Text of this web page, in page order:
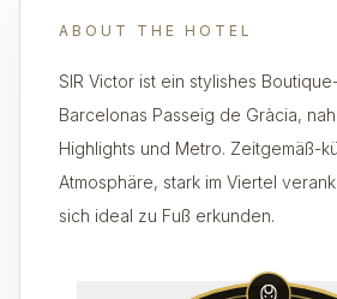
ABOUT THE HOTEL
SIR Victor ist ein stylishes
Barcelonas Passeig de Gràcia,
Highlights und Metro. Zeitgemäß-
Atmosphäre, stark im Viertel
sich ideal zu Fuß erkunden.